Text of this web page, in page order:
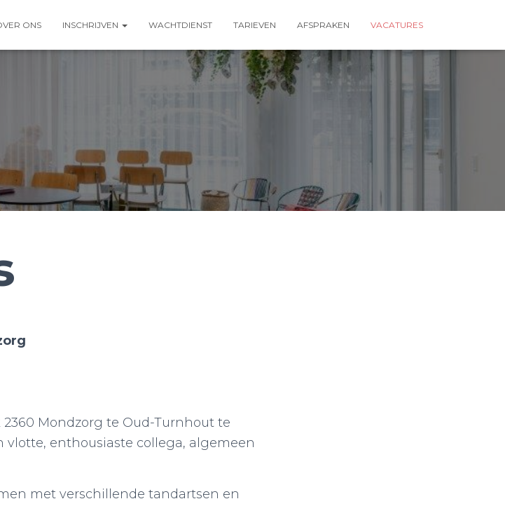
ONS INSCHRIJVEN WACHTDIENST TARIEVEN AFSPRAKEN VACATURES
Mondzorg te Oud-Turnhout te
vlotte, enthousiaste collega, algemeen
met verschillende tandartsen en